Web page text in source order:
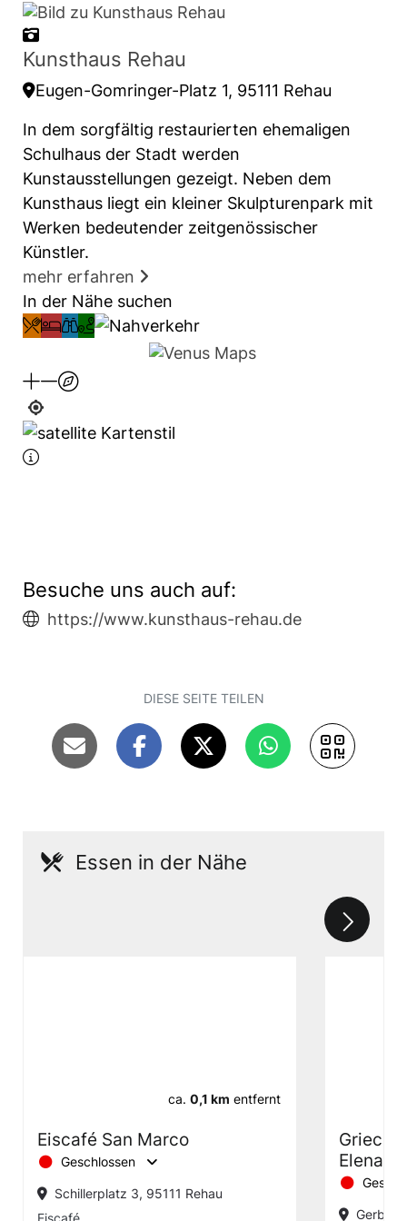
Kunsthaus Rehau
Eugen-Gomringer-Platz 1, 95111 Rehau
In dem sorgfältig restaurierten ehemaligen
Schulhaus der Stadt werden
Kunstausstellungen gezeigt. Neben dem
Kunsthaus liegt ein kleiner Skulpturenpark mit
Werken bedeutender zeitgenössischer
Künstler.
mehr erfahren
In der Nähe suchen
Besuche uns auch auf:
https://www.kunsthaus-rehau.de
DIESE SEITE TEILEN
Essen in der Nähe
ca. 0,1 km entfernt
Eiscafé San Marco
Geschlossen
Schillerplatz 3, 95111 Rehau
Eiscafé
Elena